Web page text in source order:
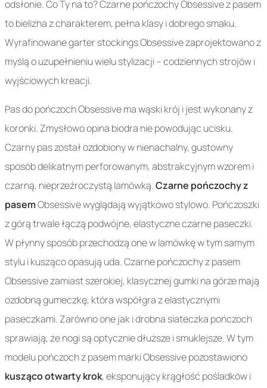
odsłonie. Co Ty na to? Czarne pończochy Obsessive z pasem
to bielizna z charakterem, pełna klasy i dobrego smaku.
Wyrafinowane garter stockings Obsessive zaprojektowano z
myślą o uzupełnieniu wielu stylizacji – codziennych strojów i
wyjściowych kreacji.
Pas do pończoch Obsessive ma wąski krój i jest wykonany z
koronki. Zmysłowo opina biodra nie powodując ucisku.
Czarny pas został ozdobiony w nienachalny, gustowny
sposób delikatnym perforowanym, abstrakcyjnym wzorem i
czarną, nieprzeźroczystą lamówką.Czarne pończochy z
pasemObsessive wyglądają wyjątkowo stylowo. Pończoszki
z górą trwale łączą podwójne, elastyczne czarne paseczki.
W płynny sposób przechodzą one w lamówkę w tym samym
stylu i kusząco opasują uda. Czarne pończochy z pasem
Obsessive zamiast szerokiej, klasycznej gumki na górze mają
ozdobną gumeczkę, która współgra z elastycznymi
paseczkami. Zarówno one jak i drobna siateczka pończoch
sprawiają, że nogi są optycznie dłuższe i smuklejsze. W tym
modelu pończoch z pasem marki Obsessive pozostawiono
kusząco otwarty krok, eksponujący krągłość pośladków i